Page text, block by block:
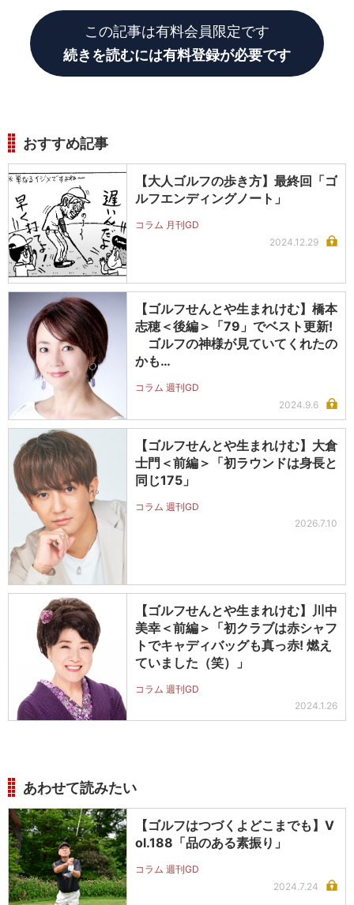
この記事は有料会員限定です
続きを読むには有料登録が必要です
おすすめ記事
【大人ゴルフの歩き方】最終回「ゴ
ルフエンディングノート」
コラム 月刊GD
2024.12.29
【ゴルフせんとや生まれけむ】橋本
志穂＜後編＞「79」でベスト更新!
ゴルフの神様が見ていてくれたの
かも…
コラム 週刊GD
2024.9.6
【ゴルフせんとや生まれけむ】大倉
士門＜前編＞「初ラウンドは身長と
同じ175」
コラム 週刊GD
2026.7.10
【ゴルフせんとや生まれけむ】川中
美幸＜前編＞「初クラブは赤シャフ
トでキャディバッグも真っ赤! 燃え
ていました（笑）」
コラム 週刊GD
2024.1.26
あわせて読みたい
【ゴルフはつづくよどこまでも】V
ol.188「品のある素振り」
コラム 週刊GD
2024.7.24